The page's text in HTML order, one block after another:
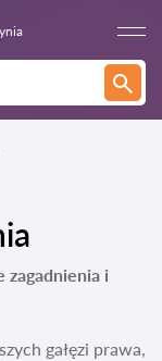
i
gałęzi prawa,